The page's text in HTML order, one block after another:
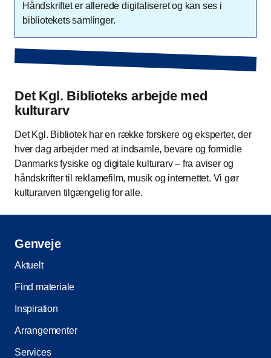
Håndskriftet er allerede digitaliseret og kan ses i
bibliotekets samlinger.
Det Kgl. Biblioteks arbejde med
kulturarv
Det Kgl. Bibliotek har en række forskere og eksperter, der
hver dag arbejder med at indsamle, bevare og formidle
Danmarks fysiske og digitale kulturarv – fra aviser og
håndskrifter til reklamefilm, musik og internettet. Vi gør
kulturarven tilgængelig for alle.
Genveje
Aktuelt
Find materiale
Inspiration
Arrangementer
Services